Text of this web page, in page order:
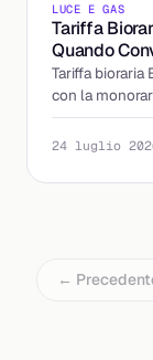
LUCE E GAS
Tariffa
Quando
Tariffa bioraria
con la
accendere la
24 luglio
←